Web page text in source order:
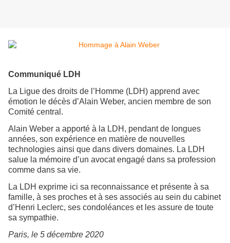
Communiqué LDH
La Ligue des droits de l’Homme (LDH) apprend avec
émotion le décès d’Alain Weber, ancien membre de son
Comité central.
Alain Weber a apporté à la LDH, pendant de longues
années, son expérience en matière de nouvelles
technologies ainsi que dans divers domaines. La LDH
salue la mémoire d’un avocat engagé dans sa profession
comme dans sa vie.
La LDH exprime ici sa reconnaissance et présente à sa
famille, à ses proches et à ses associés au sein du cabinet
d’Henri Leclerc, ses condoléances et les assure de toute
sa sympathie.
Paris, le 5 décembre 2020